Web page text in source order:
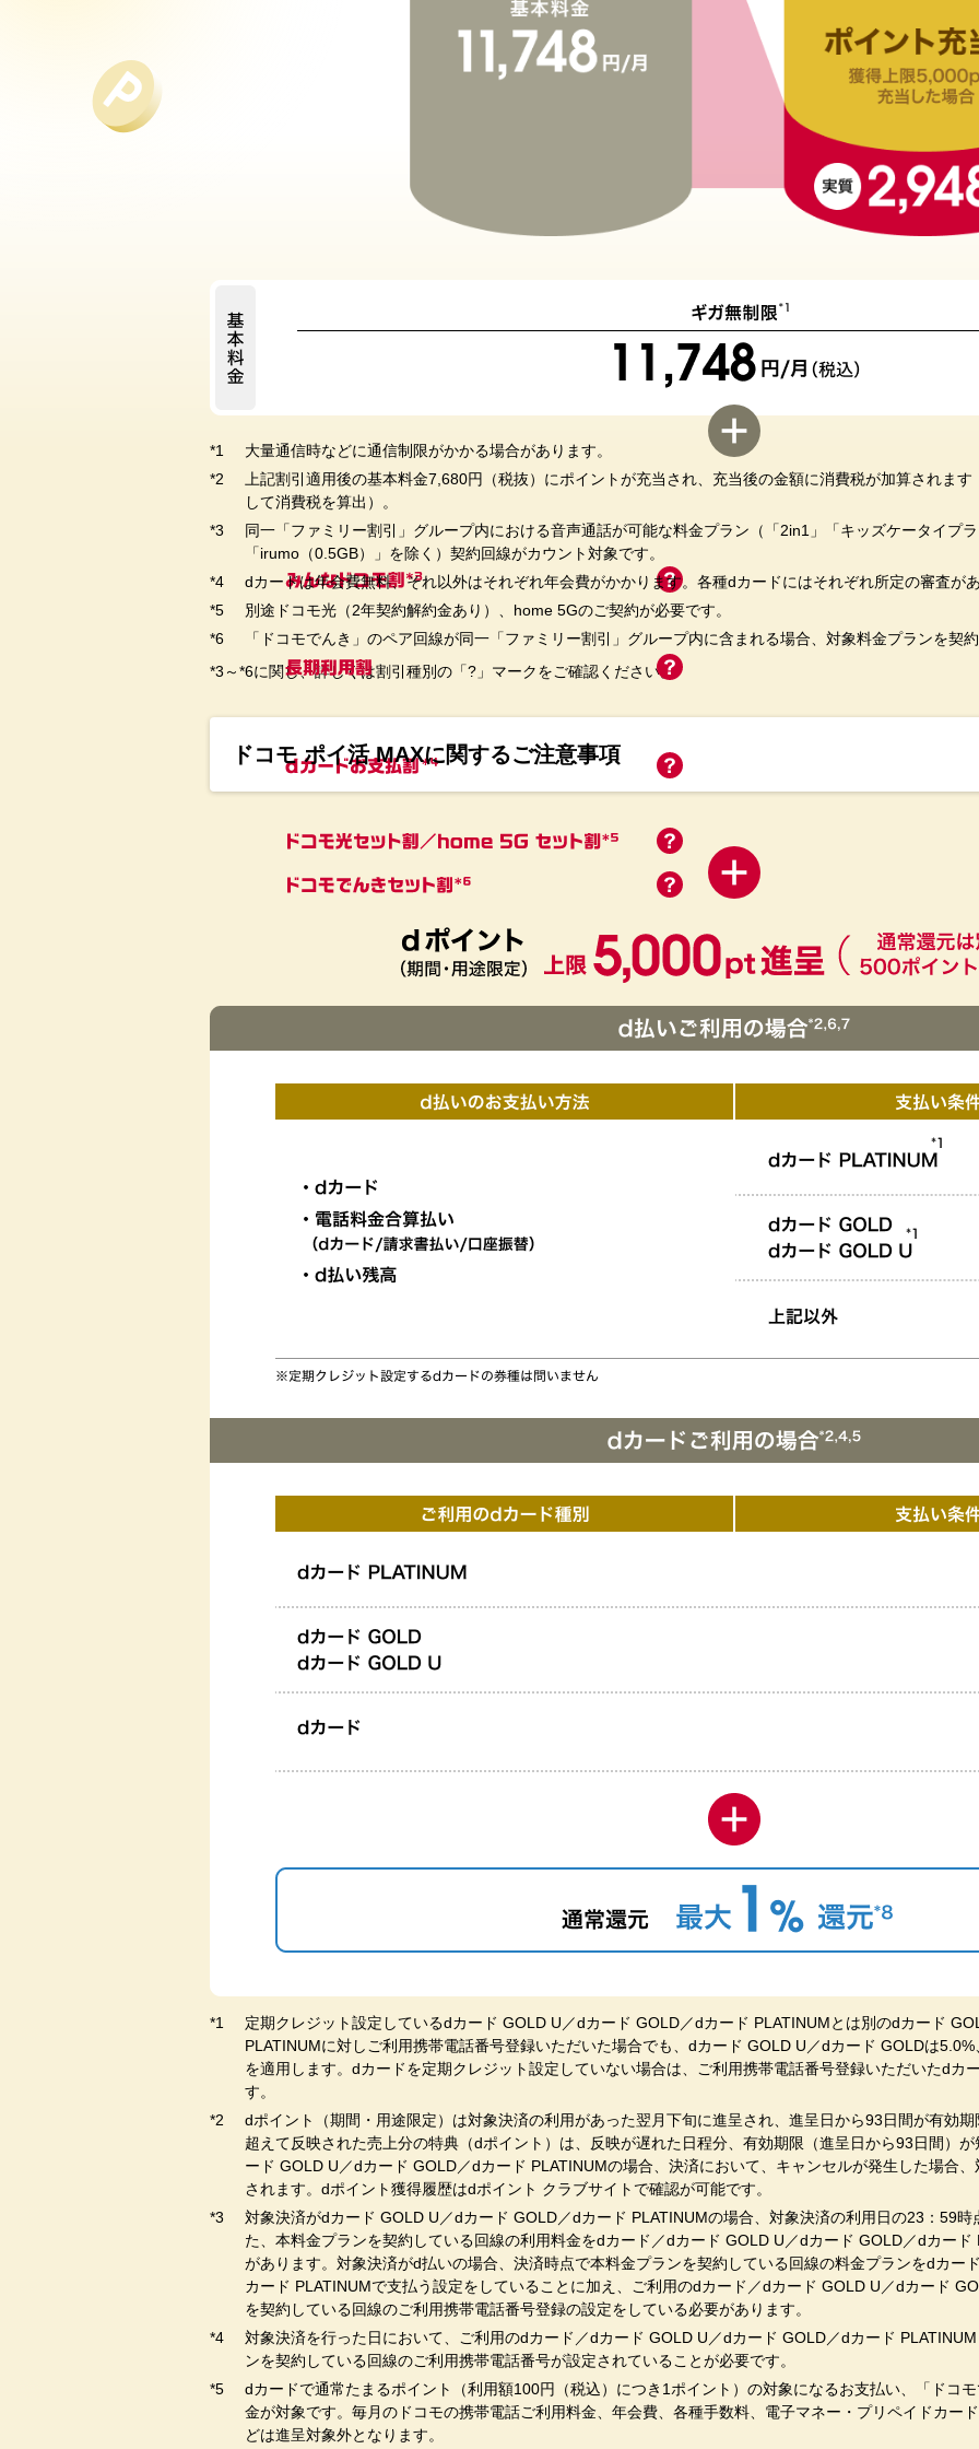
大量通信時などに通信制限がかかる場合があります。
上記割引適用後の基本料金7,680円（税抜）にポイントが充当され、充当後の金額に消費税が加算されま
して消費税を算出）。
同一「ファミリー割引」グループ内における音声通話が可能な料金プラン（「2in1」「キッズケータイプ
「irumo（0.5GB）」を除く）契約回線がカウント対象です。
dカードは年会費無料、それ以外はそれぞれ年会費がかかります。各種dカードにはそれぞれ所定の審査が
別途ドコモ光（2年契約解約金あり）、home 5Gのご契約が必要です。
「ドコモでんき」のペア回線が同一「ファミリー割引」グループ内に含まれる場合、対象料金プランを契
*3～*6に関し、詳しくは割引種別の「?」マークをご確認ください。
ドコモ ポイ活 MAXに関するご注意事項
定期クレジット設定しているdカード GOLD U／dカード GOLD／dカード PLATINUMとは別のdカード
PLATINUMに対しご利用携帯電話番号登録いただいた場合でも、dカード GOLD U／dカード GOLDは
を適用します。dカードを定期クレジット設定していない場合は、ご利用携帯電話番号登録いただいたdカ
す。
dポイント（期間・用途限定）は対象決済の利用があった翌月下旬に進呈され、進呈日から93日間が有効
超えて反映された売上分の特典（dポイント）は、反映が遅れた日程分、有効期限（進呈日から93日間）
ード GOLD U／dカード GOLD／dカード PLATINUMの場合、決済において、キャンセルが発生した場合
されます。dポイント獲得履歴はdポイント クラブサイトで確認が可能です。
対象決済がdカード GOLD U／dカード GOLD／dカード PLATINUMの場合、対象決済の利用日の23：59
た、本料金プランを契約している回線の利用料金をdカード／dカード GOLD U／dカード GOLD／dカー
があります。対象決済がd払いの場合、決済時点で本料金プランを契約している回線の料金プランをdカー
カード PLATINUMで支払う設定をしていることに加え、ご利用のdカード／dカード GOLD U／dカード
を契約している回線のご利用携帯電話番号登録の設定をしている必要があります。
対象決済を行った日において、ご利用のdカード／dカード GOLD U／dカード GOLD／dカード
ンを契約している回線のご利用携帯電話番号が設定されていることが必要です。
dカードで通常たまるポイント（利用額100円（税込）につき1ポイント）の対象になるお支払い、「ドコ
金が対象です。毎月のドコモの携帯電話ご利用料金、年会費、各種手数料、電子マネー・プリペイドカー
どは進呈対象外となります。